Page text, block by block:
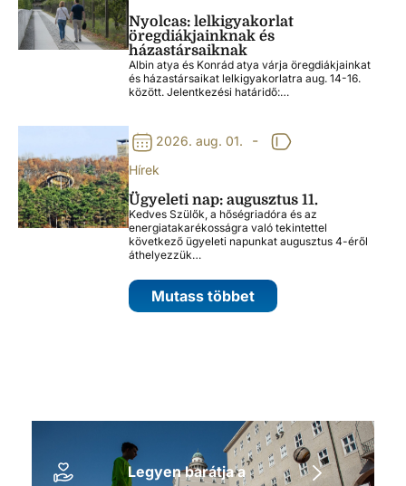
Nyolcas: lelkigyakorlat
öregdiákjainknak és
házastársaiknak
Albin atya és Konrád atya várja öregdiákjainkat
és házastársaikat lelkigyakorlatra aug. 14-16.
között. Jelentkezési határidő:…
2026. aug. 01. -
Hírek
Ügyeleti nap: augusztus 11.
Kedves Szülők, a hőségriadóra és az
energiatakarékosságra való tekintettel
következő ügyeleti napunkat augusztus 4-éről
áthelyezzük…
Mutass többet
Legyen barátja a